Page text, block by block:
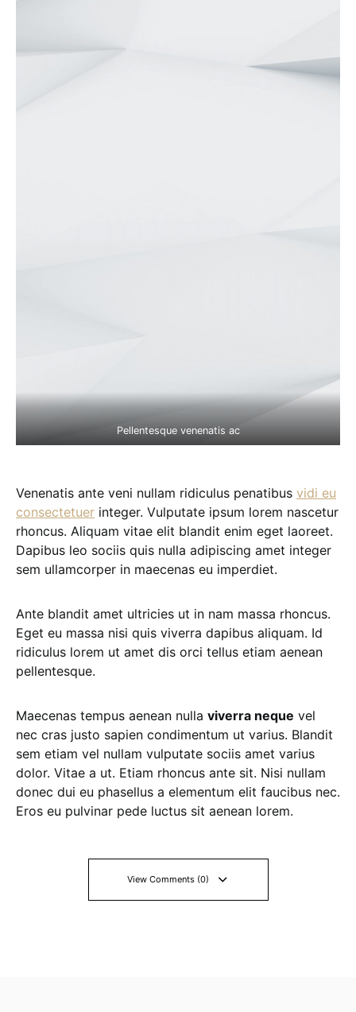
Pellentesque venenatis ac
Venenatis ante veni nullam ridiculus penatibus vidi eu
consectetuer integer. Vulputate ipsum lorem nascetur
rhoncus. Aliquam vitae elit blandit enim eget laoreet.
Dapibus leo sociis quis nulla adipiscing amet integer
sem ullamcorper in maecenas eu imperdiet.
Ante blandit amet ultricies ut in nam massa rhoncus.
Eget eu massa nisi quis viverra dapibus aliquam. Id
ridiculus lorem ut amet dis orci tellus etiam aenean
pellentesque.
Maecenas tempus aenean nulla viverra neque vel
nec cras justo sapien condimentum ut varius. Blandit
sem etiam vel nullam vulputate sociis amet varius
dolor. Vitae a ut. Etiam rhoncus ante sit. Nisi nullam
donec dui eu phasellus a elementum elit faucibus nec.
Eros eu pulvinar pede luctus sit aenean lorem.
View Comments (0)